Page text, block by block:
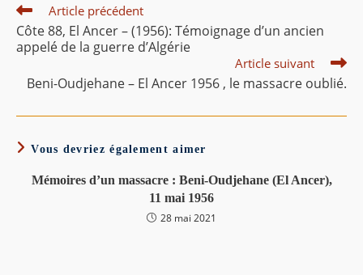
Read
more
articles
Article précédent
Côte 88, El Ancer – (1956): Témoignage d’un ancien
appelé de la guerre d’Algérie
Article suivant
Beni-Oudjehane – El Ancer 1956 , le massacre oublié.
Vous devriez également aimer
Mémoires d’un massacre : Beni-Oudjehane (El Ancer),
11 mai 1956
28 mai 2021